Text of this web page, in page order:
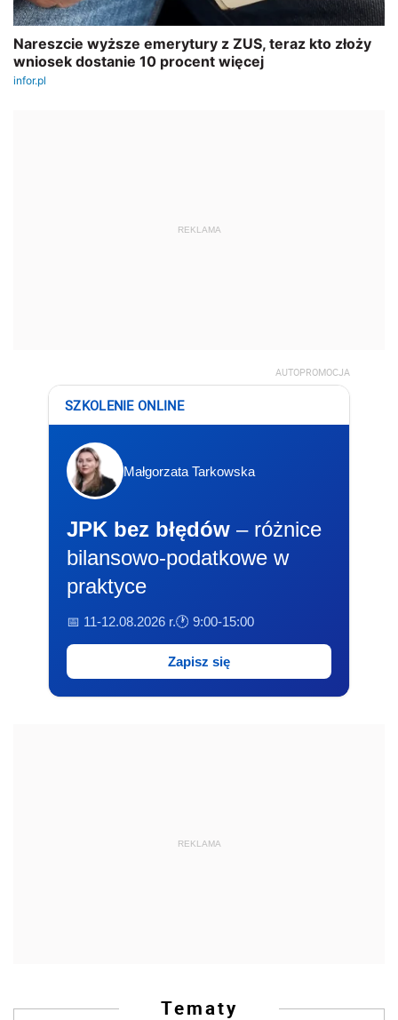
REKLAMA
AUTOPROMOCJA
SZKOLENIE ONLINE
Małgorzata Tarkowska
JPK bez błędów – różnice
bilansowo-podatkowe w
praktyce
📅 11-12.08.2026 r.🕐 9:00-15:00
Zapisz się
REKLAMA
Tematy